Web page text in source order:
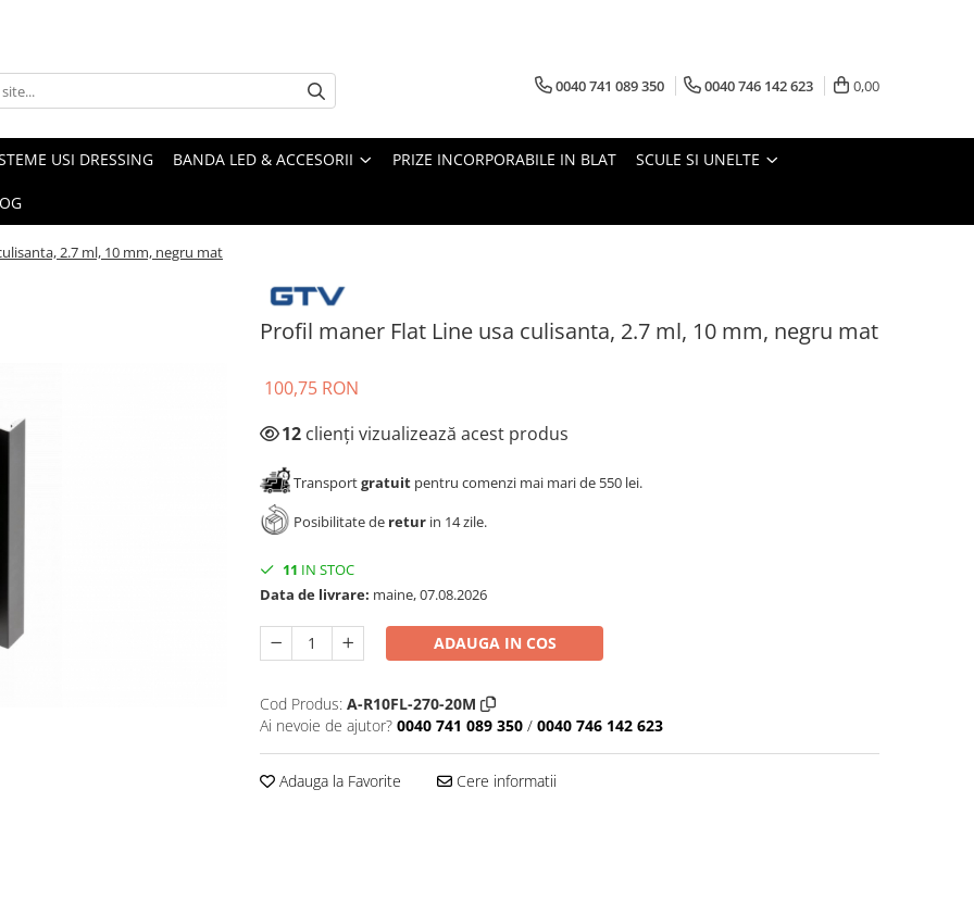
0040 741 089 350 0040 746 142 623 0,00
USI DRESSING BANDA LED & ACCESORII PRIZE INCORPORABILE IN BLAT SCULE SI UNELTE
2.7 ml, 10 mm, negru mat
Profil maner Flat Line usa culisanta, 2.7 ml, 10 mm, negru mat
100,75 RON
12 clienți vizualizează acest produs
Transportgratuit pentru comenzi mai mari de 550 lei.
Posibilitate de retur in 14 zile.
11 IN STOC
Data de livrare: maine, 07.08.2026
ADAUGA IN COS
Cod Produs: A-R10FL-270-20M
Ai nevoie de ajutor? 0040 741 089 350 / 0040 746 142 623
Adauga la Favorite Cere informatii